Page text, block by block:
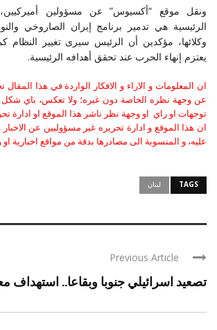
ونقل موقع “أكسيوس” عن مسؤولين
الرئيسية هي تدمير برنامج إيران الصاروخي
وكلائها، مؤكدين أن الرئيس سيرى تغيير
يعتزم إنهاء الحرب عند تحقق أهدافه الرئيسية.
ان المعلومات و الاراء و الافكار الواردة في هذا المقال
عن وجهة نظره الخاصة دون غيره؛ ولا تعكس، باي
توجهات او راي او وجهة نظر ناشر هذا الموقع او ادارة
ان هذا الموقع و ادارة تحريره غير مسؤوليين عن
عليه، و المنسوبة الى مصادرها بدقة من مواقع اخبارية او
TAGS لبنان
Previous Article
تصعيد اسرائيلي جنوبا وبقاعا.. استهداف